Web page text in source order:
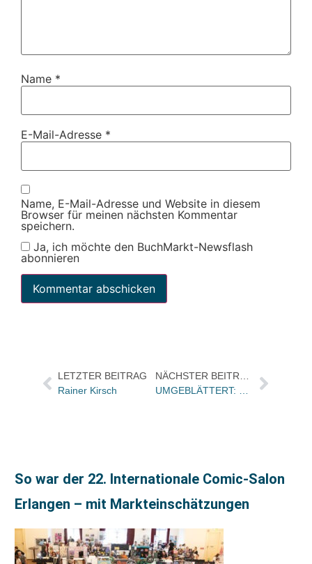
Name *
E-Mail-Adresse *
Name, E-Mail-Adresse und Website in diesem
Browser für meinen nächsten Kommentar
speichern.
Ja, ich möchte den BuchMarkt-Newsflash
abonnieren
LETZTER BEITRAG
Rainer Kirsch
So war der 22. Internationale Comic-Salon
Erlangen – mit Markteinschätzungen